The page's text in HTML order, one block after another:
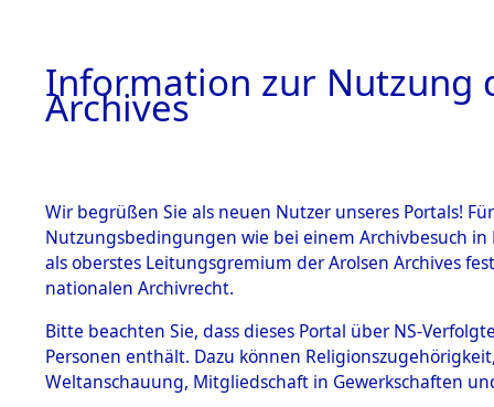
BESTÄNDE
1.
Inhaftierungsdoku
mente
1.2.9 Beim ITS
0004
Information zur Nutzung
Archives
Wir begrüßen Sie als neuen Nutzer unseres Portals!
Nutzungsbedingungen wie bei einem Archivbesuch
als oberstes Leitungsgremium der Arolsen Archives
nationalen Archivrecht.
Bitte beachten Sie, dass dieses Portal über NS-
Personen enthält. Dazu können
Weltanschauung, Mitgliedschaft in Gewerkschaften